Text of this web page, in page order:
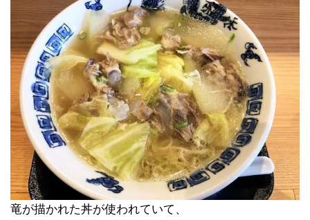
竜が描かれた丼が使われていて、